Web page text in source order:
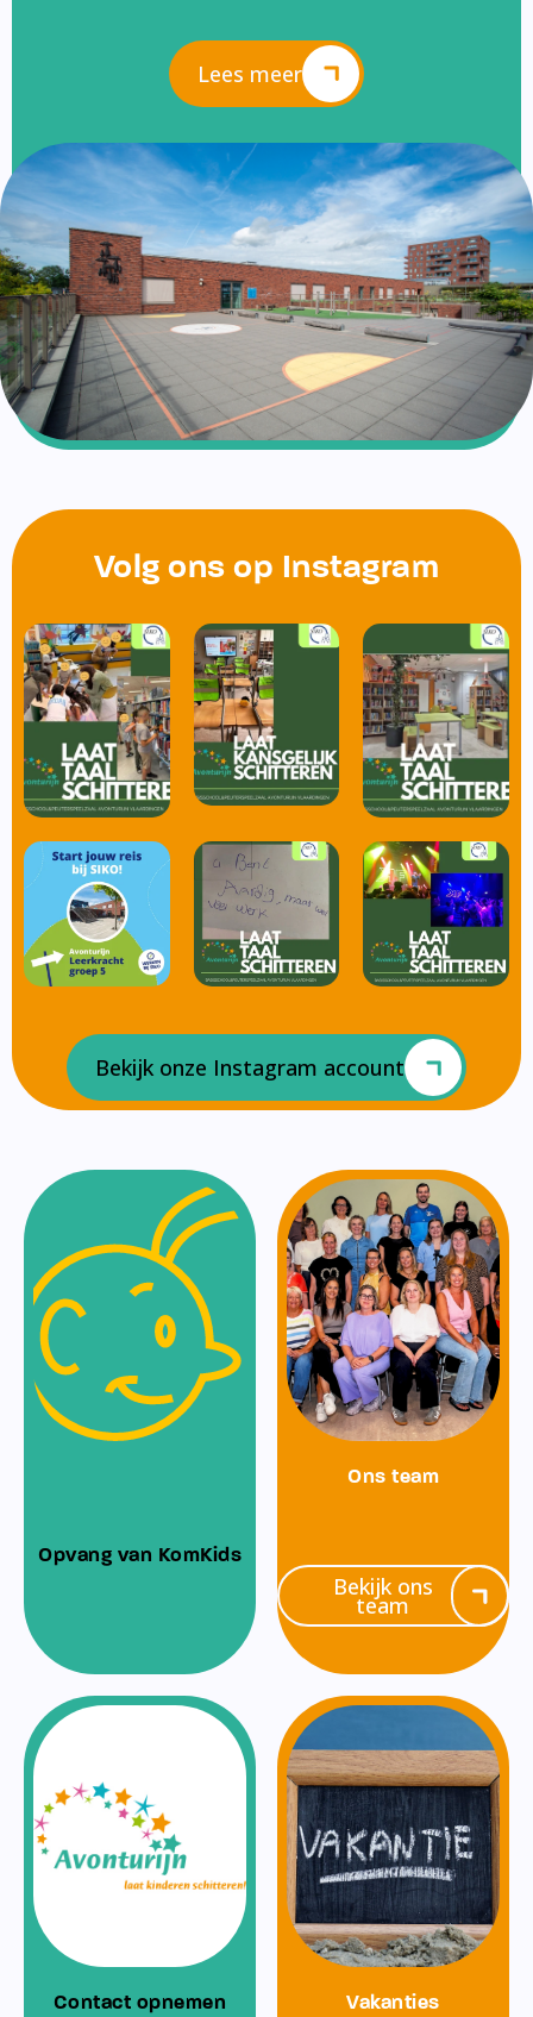
Lees meer
Volg ons op Instagram
Bekijk onze Instagram account
Opvang van KomKids
Ons team
Bekijk ons
team
Contact opnemen Vakanties